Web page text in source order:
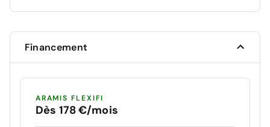
Financement
ARAMIS FLEXIFI
Dès 178 €/mois